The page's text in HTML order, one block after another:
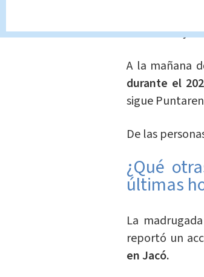
El OIJ puso
los hechos y
A la mañana
durante el
sigue
De las
¿Qué
últimas
La
reportó un
en Jacó.